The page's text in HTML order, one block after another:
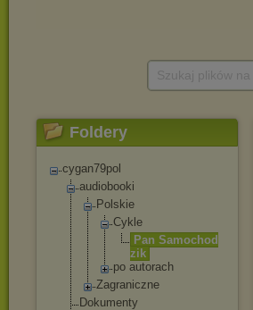
Foldery
cygan79pol
audiobooki
Polskie
Cykle
Pan Samochod
zik
po autorach
Zagraniczne
Dokumenty